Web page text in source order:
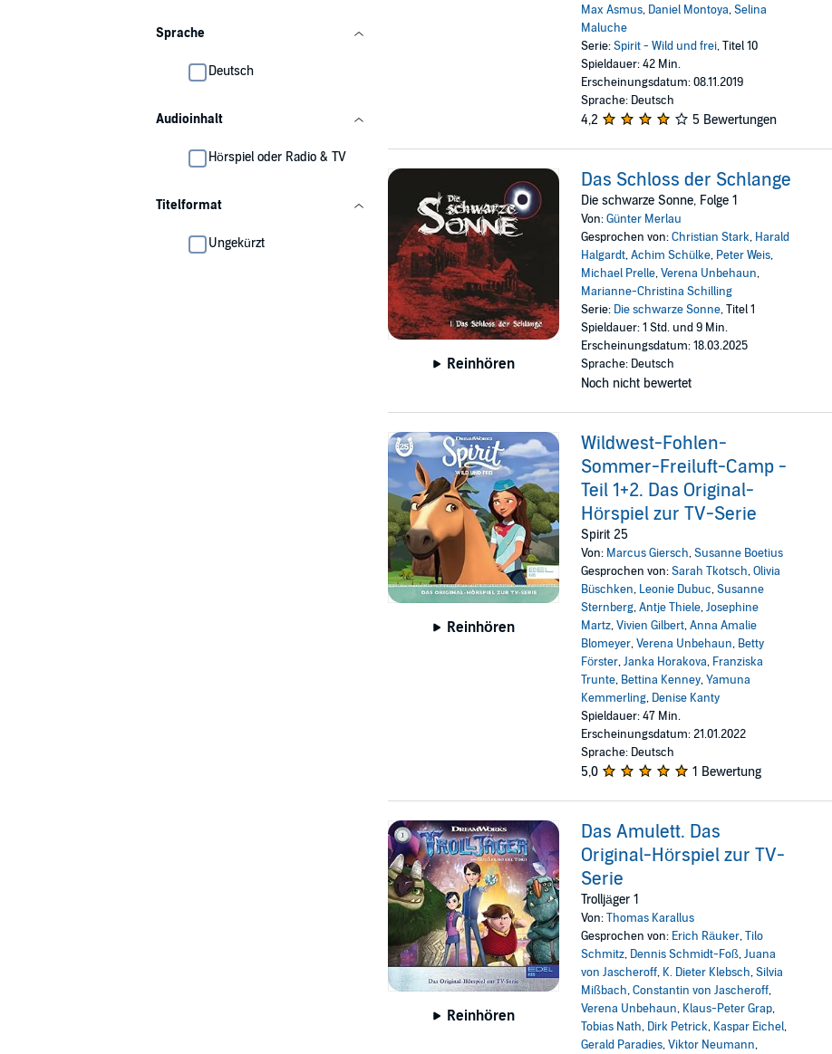
Sprache
Deutsch
Audioinhalt
Hörspiel oder Radio & TV
Titelformat
Ungekürzt
Max Asmus, Daniel Montoya,Selina
Maluche
Serie:Spirit - Wild und frei, Titel 10
Spieldauer: 42 Min.
Erscheinungsdatum: 08.11.2019
Sprache: Deutsch
4,2 5 Bewertungen
Reinhören
Das Schloss der Schlange
Die schwarze Sonne, Folge 1
Von:Günter Merlau
Gesprochen von:Christian Stark, Harald
Halgardt,Achim Schülke, Peter Weis,
Michael Prelle,Verena Unbehaun,
Marianne-Christina Schilling
Serie: Die schwarze Sonne, Titel 1
Spieldauer: 1 Std. und 9 Min.
Erscheinungsdatum: 18.03.2025
Sprache: Deutsch
Noch nicht bewertet
Reinhören
Wildwest-Fohlen-
Sommer-Freiluft-Camp -
Teil 1+2. Das Original-
Hörspiel zur TV-Serie
Spirit 25
Von: Marcus Giersch,Susanne Boetius
Gesprochen von:Sarah Tkotsch,Olivia
Büschken, Leonie Dubuc,Susanne
Sternberg,Antje Thiele,Josephine
Martz,Vivien Gilbert,Anna Amalie
Blomeyer,Verena Unbehaun, Betty
Förster,Janka Horakova, Franziska
Trunte, Bettina Kenney,Yamuna
Kemmerling, Denise Kanty
Spieldauer: 47 Min.
Erscheinungsdatum: 21.01.2022
Sprache: Deutsch
5,0 1 Bewertung
Reinhören
Das Amulett. Das
Original-Hörspiel zur TV-
Serie
Trolljäger 1
Von:Thomas Karallus
Gesprochen von: Erich Räuker,Tilo
Schmitz, Dennis Schmidt-Foß,Juana
von Jascheroff, K. Dieter Klebsch,Silvia
Mißbach,Constantin von Jascheroff,
Verena Unbehaun, Klaus-Peter Grap,
Tobias Nath, Dirk Petrick, Kaspar Eichel,
Gerald Paradies,Viktor Neumann,